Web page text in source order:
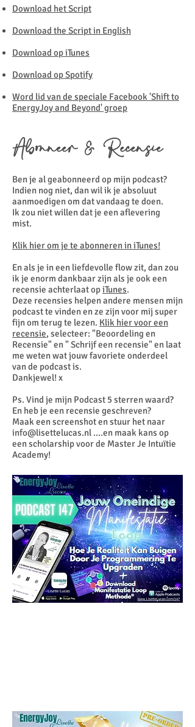
Download het Script
Download the Script in English
Download op iTunes
Download op Spotify
Word lid van de speciale Facebook 'Shift to
EnergyJoy and Beyond' groep
Abonneer & Recensie
Ben je al geabonneerd op mijn podcast?
Indien nog niet, dan wil ik je absoluut
aanmoedigen om dat vandaag te doen.
Ik zou niet willen dat je een aflevering
mist.
Klik hier om je te abonneren in iTunes!
En als je in een liefdevolle flow zit, dan zou
ik je enorm dankbaar zijn als je ook een
recensie achterlaat opiTunes.
Deze recensies helpen andere mensen mijn
podcast te vinden en ze zijn voor mij super
fijn om terug te lezen. Klik hier voor een
recensie, selecteer: "Beoordeling en
Recensie" en " Schrijf een recensie" en laat
me weten wat jouw favoriete onderdeel
van de podcast is.
Dankjewel! x
Ps. Vind je mijn Podcast 5 sterren waard?
En heb je een recensie geschreven?
Maak een screenshot en stuur het naar
info@lisettelucas.nl ....en maak kans op
een scholarship voor de Master Je Intuïtie
Academy!